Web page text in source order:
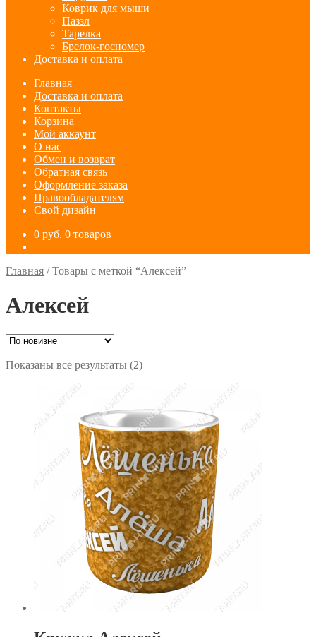
Коврик для мыши
Паззл
Тарелка
Брелок-госномер
Доставка и оплата
Главная
Доставка и оплата
Контакты
Корзина
Мой аккаунт
О нас
Обмен и возврат
Обратная связь
Оформление заказа
Правообладателям
Свой дизайн
0 руб. 0 товаров
Главная /Товары с меткой “Алексей”
Алексей
Показаны все результаты (2)Сортировка:
недавние